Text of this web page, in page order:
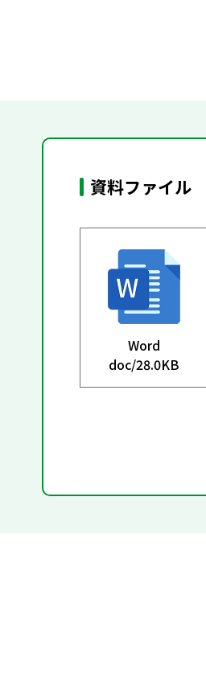
資料ファイル
Word
doc/28.0KB